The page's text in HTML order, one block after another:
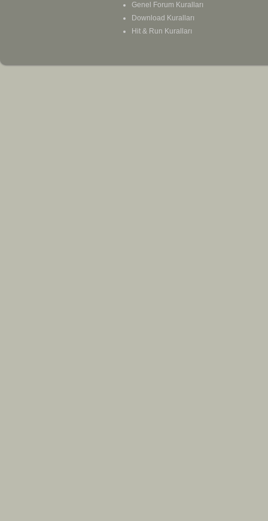
Genel Forum Kuralları
Download Kuralları
Hit & Run Kuralları